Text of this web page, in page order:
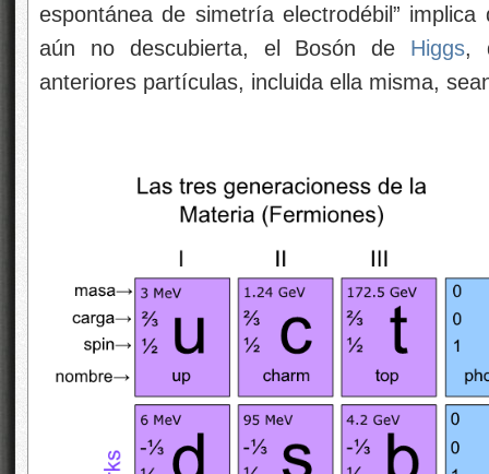
espontánea de simetría electrodébil”
aún no descubierta, el Bosón de Higgs,
anteriores partículas, incluida ella misma,